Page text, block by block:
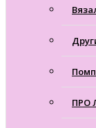
ПРО